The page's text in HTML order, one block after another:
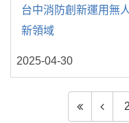
台中消防創新運用無
新領域
2025-04-30
前